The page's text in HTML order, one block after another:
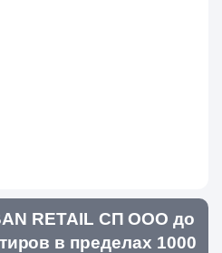
RETAIL СП ООО до
в пределах 1000